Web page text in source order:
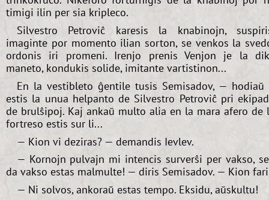
timigi ilin per sia kripleco.
Silvestro Petroviĉ karesis la knabinojn,
imaginte por momento ilian sorton, se venkos la
ordonis iri promeni. Irenjo prenis Venjon je la
maneto, kondukis solide, imitante vartistinon...
En la vestibleto ĝentile tusis Semisadov, —
estis la unua helpanto de Silvestro Petroviĉ pri
de brulŝipoj. Kaj ankaŭ multo alia en la mara afero de
fortreso estis sur li...
— Kion vi deziras? — demandis Ievlev.
— Kornojn pulvajn mi intencis surverŝi per vakso,
da vakso estas malmulte! — diris Semisadov. — Kion
— Ni solvos, ankoraŭ estas tempo. Eksidu, aŭskultu!